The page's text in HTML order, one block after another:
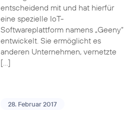
entscheidend mit und hat hierfür
eine spezielle IoT-
Softwareplattform namens „Geeny“
entwickelt. Sie ermöglicht es
anderen Unternehmen, vernetzte
[…]
28. Februar 2017